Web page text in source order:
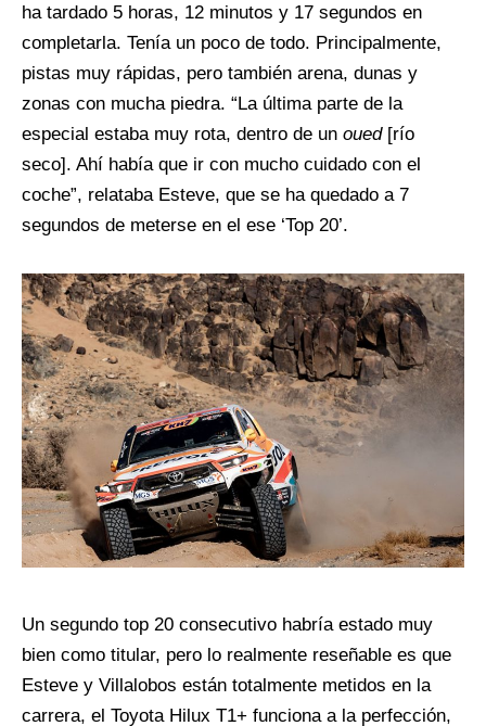
ha tardado 5 horas, 12 minutos y 17 segundos en
completarla. Tenía un poco de todo. Principalmente,
pistas muy rápidas, pero también arena, dunas y
zonas con mucha piedra. “La última parte de la
especial estaba muy rota, dentro de un oued[río
seco]. Ahí había que ir con mucho cuidado con el
coche”, relataba Esteve, que se ha quedado a 7
segundos de meterse en el ese ‘Top 20’.
Un segundo top 20 consecutivo habría estado muy
bien como titular, pero lo realmente reseñable es que
Esteve y Villalobos están totalmente metidos en la
carrera, el Toyota Hilux T1+ funciona a la perfección,